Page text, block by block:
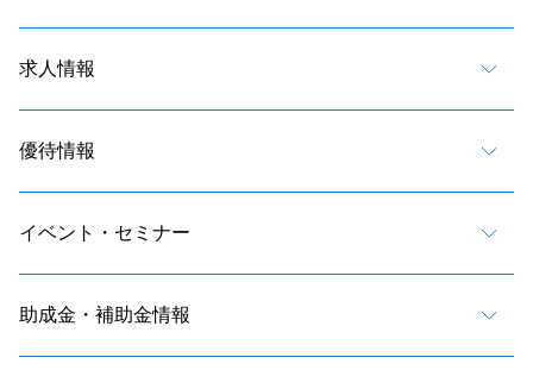
求人情報
優待情報
イベント・セミナー
助成金・補助金情報